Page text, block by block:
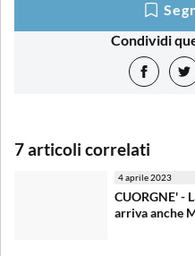
Condividi
7 articoli correlati
4 aprile 2023
CUORGNE' -
arriva anche